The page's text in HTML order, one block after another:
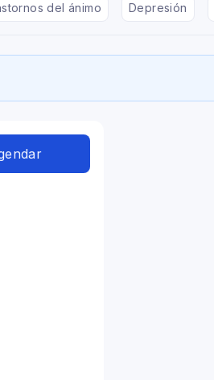
del ánimo Depresión